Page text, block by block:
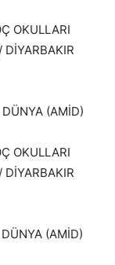
OKULLARI
DİYARBAKIR
(AMİD)
OKULLARI
DİYARBAKIR
(AMİD)